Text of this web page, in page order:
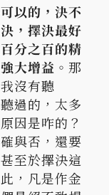
以的， 決不
， 擇決最好
分之百的精
大增益。 那
我沒有聽
過的，太多
因是咋的？
與否，還要
至於擇決這
， 凡是作金